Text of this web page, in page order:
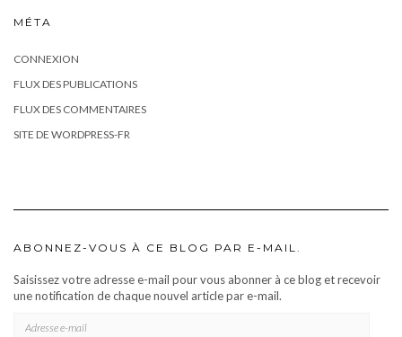
MÉTA
CONNEXION
FLUX DES PUBLICATIONS
FLUX DES COMMENTAIRES
SITE DE WORDPRESS-FR
ABONNEZ-VOUS À CE BLOG PAR E-MAIL.
Saisissez votre adresse e-mail pour vous abonner à ce blog et recevoir
une notification de chaque nouvel article par e-mail.